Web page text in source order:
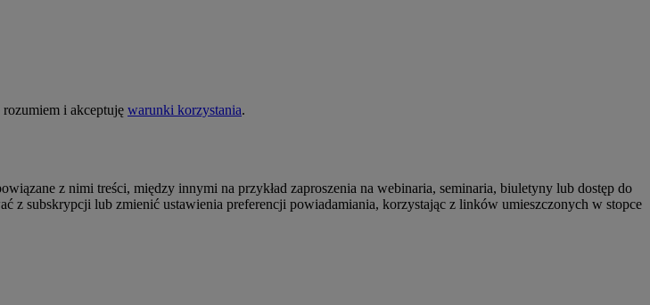
rozumiem i akceptuję warunki korzystania.
z nimi treści, między innymi na przykład zaproszenia na webinaria, seminaria, biuletyny lub dostęp do
subskrypcji lub zmienić ustawienia preferencji powiadamiania, korzystając z linków umieszczonych w stopce